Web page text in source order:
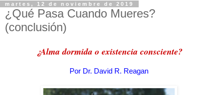
martes, 12 de noviembre de 2019
¿Qué Pasa Cuando Mueres?
(conclusión)
¿Alma dormida o existencia consciente?
Por Dr. David R. Reagan